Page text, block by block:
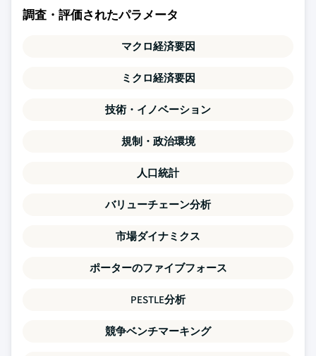
調査・評価されたパラメータ
マクロ経済要因
ミクロ経済要因
技術・イノベーション
規制・政治環境
人口統計
バリューチェーン分析
市場ダイナミクス
ポーターのファイブフォース
PESTLE分析
競争ベンチマーキング